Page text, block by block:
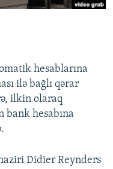
hesablarına
ilə bağlı qərar
ilkin olaraq
bank hesabına
Didier Reynders